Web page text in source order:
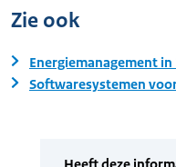
Zie ook
Energiemanagement in
Softwaresystemen